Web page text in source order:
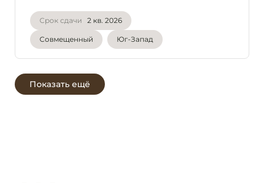
Срок сдачи 2 кв. 2026
Совмещенный Юг-Запад
Показать ещё